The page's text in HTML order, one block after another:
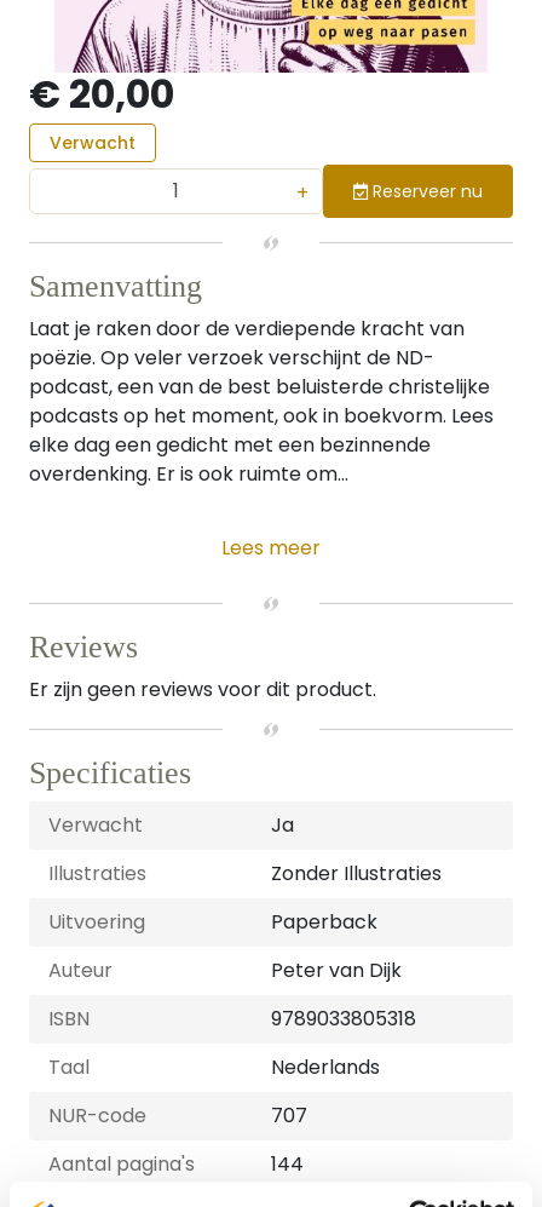
€ 20,00
Verwacht
+ Reserveer nu
Samenvatting
Laat je raken door de verdiepende kracht van
poëzie. Op veler verzoek verschijnt de ND-
podcast, een van de best beluisterde christelijke
podcasts op het moment, ook in boekvorm. Lees
elke dag een gedicht met een bezinnende
overdenking. Er is ook ruimte om...
Lees meer
Reviews
Er zijn geen reviews voor dit product.
Specificaties
Verwacht
Ja
Illustraties
Zonder Illustraties
Uitvoering
Paperback
Auteur
Peter van Dijk
ISBN
9789033805318
Taal
Nederlands
NUR-code
707
Aantal pagina's
144